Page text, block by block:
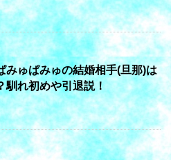
みゅぱみゅの結婚相手(旦那)は
馴れ初めや引退説！